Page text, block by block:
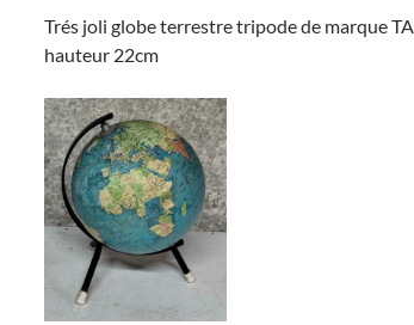
Trés joli globe terrestre tripode de marque
hauteur 22cm